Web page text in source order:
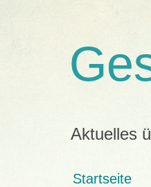
Aktuelles
Startseite